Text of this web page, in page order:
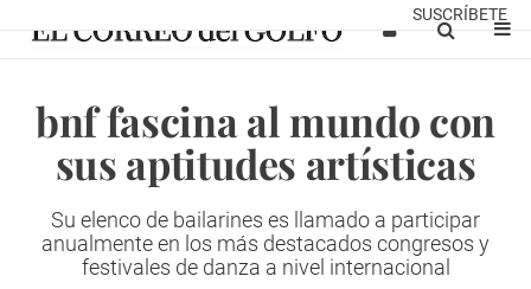
SUSCRÍBETE
bnf fascina al mundo con
sus aptitudes artísticas
Su elenco de bailarines es llamado a participar
anualmente en los más destacados congresos y
festivales de danza a nivel internacional